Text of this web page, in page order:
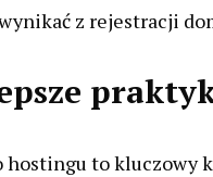
z rejestracji
hostingu to kluczowy